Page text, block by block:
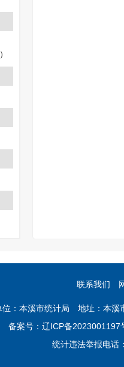
联系我们
位：本溪市统计局 地址：本
备案号： 辽ICP备2023001197
统计违法举报电